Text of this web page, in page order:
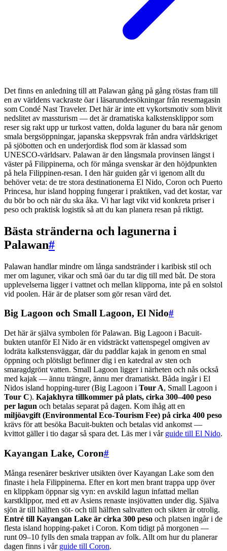
Det finns en anledning till att Palawan gång på gång röstas fram till
en av världens vackraste öar i läsarundersökningar från resemagasin
som Condé Nast Traveler. Det här är inte ett vykortsmotiv som blivit
nedslitet av massturism — det är dramatiska kalkstensklippor som
reser sig rakt upp ur turkost vatten, dolda laguner du bara når genom
smala bergsöppningar, japanska skeppsvrak från andra världskriget
på sjöbotten och en underjordisk flod som är klassad som
UNESCO-världsarv. Palawan är den långsmala provinsen längst i
väster på Filippinerna, och för många svenskar är den höjdpunkten
på hela Filippinen-resan. I den här guiden går vi igenom allt du
behöver veta: de tre stora destinationerna El Nido, Coron och Puerto
Princesa, hur island hopping fungerar i praktiken, vad det kostar, var
du bör bo och när du ska åka. Vi har lagt vikt vid konkreta priser i
peso och praktisk logistik så att du kan planera resan på riktigt.
Bästa stränderna och lagunerna i
Palawan#
Palawan handlar mindre om långa sandstränder i karibisk stil och
mer om laguner, vikar och små öar du tar dig till med båt. De stora
upplevelserna ligger i vattnet och mellan klipporna, inte på en solstol
vid poolen. Här är de platser som gör resan värd det.
Big Lagoon och Small Lagoon, El Nido#
Det här är själva symbolen för Palawan. Big Lagoon i Bacuit-
bukten utanför El Nido är en vidsträckt vattenspegel omgiven av
lodräta kalkstensväggar, där du paddlar kajak in genom en smal
öppning och plötsligt befinner dig i en katedral av sten och
smaragdgrönt vatten. Small Lagoon ligger i närheten och nås också
med kajak — ännu trängre, ännu mer dramatiskt. Båda ingår i El
Nidos island hopping-turer (Big Lagoon i Tour A, Small Lagoon i
Tour C). Kajakhyra tillkommer på plats, cirka 300–400 peso
per lagun och betalas separat på dagen. Kom ihåg att en
miljöavgift (Environmental Eco-Tourism Fee) på cirka 400 peso
krävs för att besöka Bacuit-bukten och betalas vid ankomst —
kvittot gäller i tio dagar så spara det. Läs mer i vår guide till El Nido.
Kayangan Lake, Coron#
Många resenärer beskriver utsikten över Kayangan Lake som den
finaste i hela Filippinerna. Efter en kort men brant trappa upp över
en klippkam öppnar sig vyn: en avskild lagun infattad mellan
karstklippor, med ett av Asiens renaste insjövatten under dig. Själva
sjön är till hälften söt- och till hälften saltvatten och sikten är otrolig.
Entré till Kayangan Lake är cirka 300 peso och platsen ingår i de
flesta island hopping-paket i Coron. Kom tidigt på morgonen —
runt 09–10 fylls den smala trappan av folk. Allt om hur du planerar
dagen finns i vår guide till Coron.